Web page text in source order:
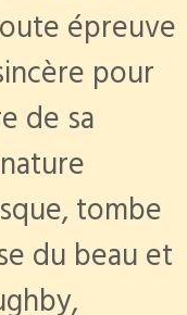
épreuve
pour
de sa
tombe
du beau et